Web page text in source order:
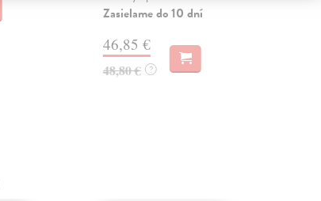
Zasielame do 10 dní
46,85 €
48,80 € ?